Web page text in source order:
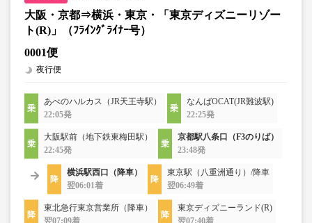
大阪・京都⇒横浜・東京・「東京ディズニーリゾー
ト(R)」（ﾌﾗｲﾝｸﾞﾗｲﾅｰ号）
0001便
夜行便
あべのハルカス（JR天王寺駅）
22:05発
なんばOCAT(JR難波駅)
22:25発
大阪駅前（地下鉄東梅田駅）
22:45発
京都駅八条口（F3のりば）
23:48発
横浜駅西口（降車）
翌06:01着
東京駅（八重洲通り）/降車
翌06:49着
東北急行東京営業所（降車）
翌07:09着
東京ディズニーランド(R)
翌07:40着